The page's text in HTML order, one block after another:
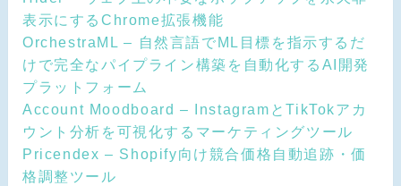
表示にするChrome拡張機能
OrchestraML – 自然言語でML目標を指示するだ
けで完全なパイプライン構築を自動化するAI開発
プラットフォーム
Account Moodboard – InstagramとTikTokアカ
ウント分析を可視化するマーケティングツール
Pricendex – Shopify向け競合価格自動追跡・価
格調整ツール